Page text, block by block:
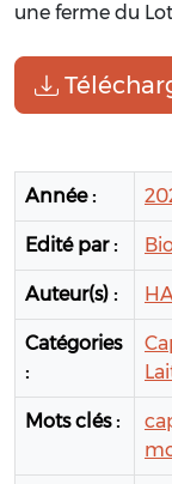
une ferme du
Année :
Edité par :
Auteur(s) :
Catégories
:
Mots clés :